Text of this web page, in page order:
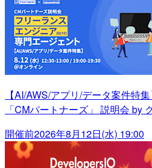
【AI/AWS/アプリ/データ案件特
「CMパートナーズ」 説明会 by
開催前2026年8月12日(水) 19:00